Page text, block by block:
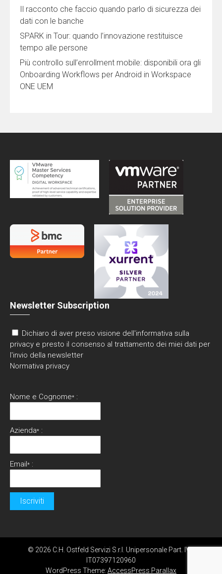
Il racconto che faccio quando parlo di sicurezza dei
dati con le banche
SPARK in Tour: quando l’innovazione restituisce
tempo alle persone
Più controllo sull’enrollment mobile: disponibili ora gli
Onboarding Workflows per Android in Workspace
ONE UEM
Newsletter Subscription
Dichiaro di aver preso visione dell'informativa sulla
privacy e presto il consenso al trattamento dei miei dati per
l'invio della newsletter
Normativa privacy
Nome e Cognome* :
Azienda* :
Email* :
© 2026 C.H. Ostfeld Servizi S.r.l. Unipersonale Part. IVA
IT07397120960
WordPress Theme: AccessPress Parallax